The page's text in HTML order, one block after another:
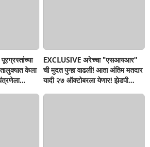
केला
EXCLUSIVE अरेच्चा "एसआयआर"
ची मुदत पुन्हा वाढली! आता अंतिम मतदार
यादी २७ ऑक्टोबरला येणार! झेडपी